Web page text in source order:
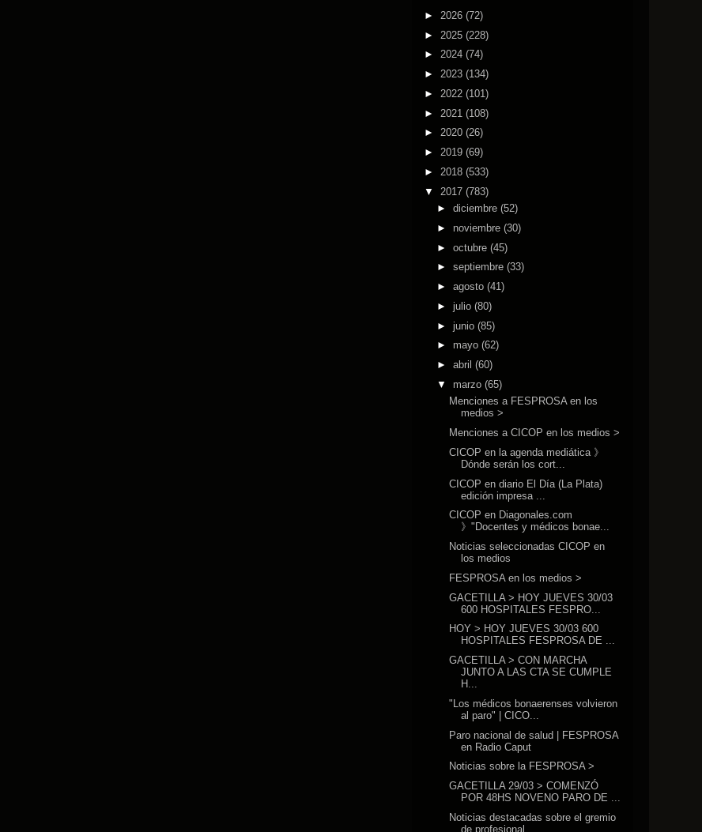
► 2026 (72)
► 2025 (228)
► 2024 (74)
► 2023 (134)
► 2022 (101)
► 2021 (108)
► 2020 (26)
► 2019 (69)
► 2018 (533)
▼ 2017 (783)
► diciembre (52)
► noviembre (30)
► octubre (45)
► septiembre (33)
► agosto (41)
► julio (80)
► junio (85)
► mayo (62)
► abril (60)
▼ marzo (65)
Menciones a FESPROSA en los
medios >
Menciones a CICOP en los medios >
CICOP en la agenda mediática 》
Dónde serán los cort...
CICOP en diario El Día (La Plata)
edición impresa ...
CICOP en Diagonales.com
》"Docentes y médicos bonae...
Noticias seleccionadas CICOP en
los medios
FESPROSA en los medios >
GACETILLA > HOY JUEVES 30/03
600 HOSPITALES FESPRO...
HOY > HOY JUEVES 30/03 600
HOSPITALES FESPROSA DE ...
GACETILLA > CON MARCHA
JUNTO A LAS CTA SE CUMPLE
H...
"Los médicos bonaerenses volvieron
al paro" | CICO...
Paro nacional de salud | FESPROSA
en Radio Caput
Noticias sobre la FESPROSA >
GACETILLA 29/03 > COMENZÓ
POR 48HS NOVENO PARO DE ...
Noticias destacadas sobre el gremio
de profesional...